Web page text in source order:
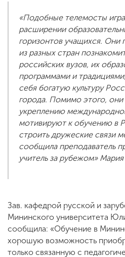
«Подобные телемосты
расширении
горизонтов учащихся.
из разных стран
российских вузов, их
программами и
себя богатую культуру
города. Помимо этого,
укреплению
мотивируют к обучению в
строить дружеские связи
сообщила преподаватель
учитель за рубежом»
Зав. кафедрой русской и
Мининского университета
сообщила: «Обучение в
хорошую возможность
только связанную с